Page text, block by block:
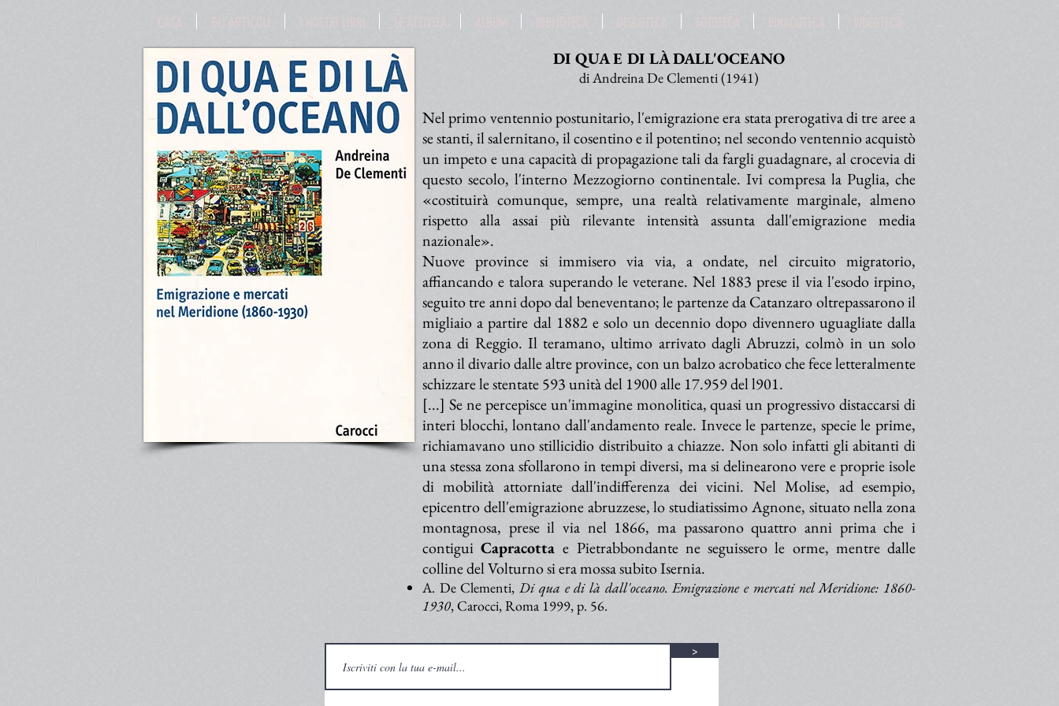
DI QUA E DI LÀ DALL'OCEANO
di Andreina De Clementi (1941)
Nel primo ventennio postunitario, l'emigrazione era stata prerogativa di tre aree a
se stanti, il salernitano, il cosentino e il potentino; nel secondo ventennio acquistò
un impeto e una capacità di propagazione tali da fargli guadagnare, al crocevia di
questo secolo, l'interno Mezzogiorno continentale. Ivi compresa la Puglia, che
«costituirà comunque, sempre, una realtà relativamente marginale, almeno
rispetto alla assai più rilevante intensità assunta dall'emigrazione media
nazionale».
Nuove province si immisero via via, a ondate, nel circuito migratorio,
affiancando e talora superando le veterane. Nel 1883 prese il via l'esodo irpino,
seguito tre anni dopo dal beneventano; le partenze da Catanzaro oltrepassarono il
migliaio a partire dal 1882 e solo un decennio dopo divennero uguagliate dalla
zona di Reggio. Il teramano, ultimo arrivato dagli Abruzzi, colmò in un solo
anno il divario dalle altre province, con un balzo acrobatico che fece letteralmente
schizzare le stentate 593 unità del 1900 alle 17.959 del l901.
[...] Se ne percepisce un'immagine monolitica, quasi un progressivo distaccarsi di
interi blocchi, lontano dall'andamento reale. Invece le partenze, specie le prime,
richiamavano uno stillicidio distribuito a chiazze. Non solo infatti gli abitanti di
una stessa zona sfollarono in tempi diversi, ma si delinearono vere e proprie isole
di mobilità attorniate dall'indifferenza dei vicini. Nel Molise, ad esempio,
epicentro dell'emigrazione abruzzese, lo studiatissimo Agnone, situato nella zona
montagnosa, prese il via nel 1866, ma passarono quattro anni prima che i
contiguiCapracottae Pietrabbondante ne seguissero le orme, mentre dalle
colline del Volturno si era mossa subito Isernia.
A. De Clementi,Di qua e di là dall'oceano. Emigrazione e mercati nel Meridione: 1860-
1930, Carocci, Roma 1999, p. 56.
>